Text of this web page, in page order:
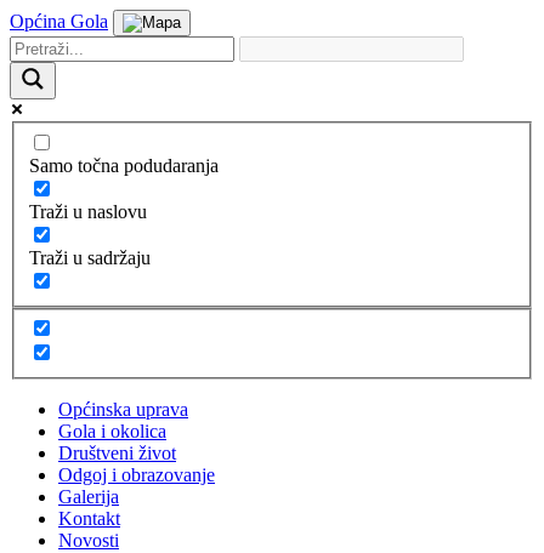
Općina Gola
Samo točna podudaranja
Traži u naslovu
Traži u sadržaju
Općinska uprava
Gola i okolica
Društveni život
Odgoj i obrazovanje
Galerija
Kontakt
Novosti